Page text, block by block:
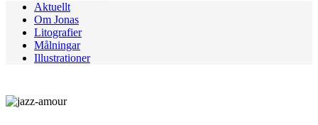
Aktuellt
Om Jonas
Litografier
Målningar
Illustrationer